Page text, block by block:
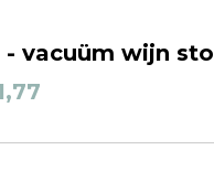
vacuüm wijn